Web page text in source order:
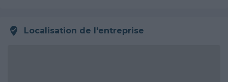
Localisation de l'entreprise